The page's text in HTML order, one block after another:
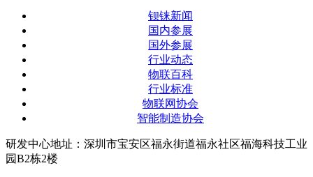
钡铼新闻
国内参展
国外参展
行业动态
物联百科
行业标准
物联网协会
智能制造协会
研发中心地址：深圳市宝安区福永街道福永社区福海科技工业
园B2栋2楼